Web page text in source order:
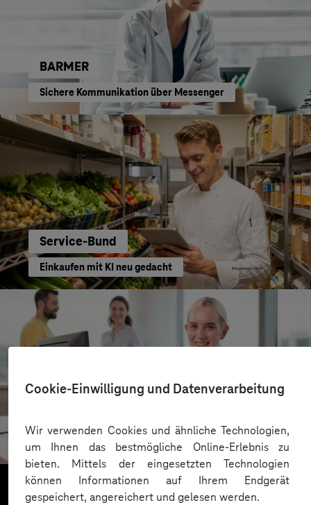
Cookie-Einwilligung und Datenverarbeitung
Wir verwenden Cookies und ähnliche Technologien,
um Ihnen das bestmögliche Online-Erlebnis zu
bieten. Mittels der eingesetzten Technologien
können Informationen auf Ihrem Endgerät
gespeichert, angereichert und gelesen werden.
BARMER
Sichere Kommunikation über Messenger
Service-Bund
Einkaufen mit KI neu gedacht
KI für moderne Verwaltung